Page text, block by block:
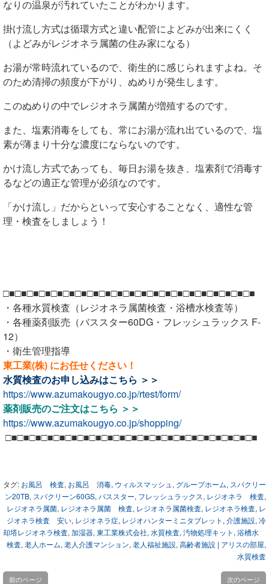
なりの温泉が汚れていたことがわかります。
掛け流し方式は循環方式と違い配管によどみが出来にくく
（よどみがレジオネラ属菌の住み家になる）
お湯が常時流れているので、衛生的に感じられますよね。そ
のため清掃の頻度が下がり、ぬめりが発生します。
このぬめりの中でレジオネラ属菌が増殖するのです。
また、塩素消毒をしても、常にお湯が流れ出ているので、塩
素が薄まり十分な濃度にならないのです。
かけ流し方式であっても、毎日お湯を抜き、塩素剤で消毒す
るなどの適正な管理が必須なのです。
「かけ流し」だからといって安心することなく、適性な管
理・検査をしましょう！
□■□■□■□■□■□■□■□■□■□■□■□■□■□■□■□■□■□■□■□■□■
・各種水質検査（レジオネラ属菌検査・浴槽水検査等）
・各種薬剤販売（バススター60DG・フレッシュラックス F-
12）
・衛生管理指導
東工業(株) にお任せください！
水質検査のお申し込みはこちら ＞＞
https://www.azumakougyo.co.jp/rtest/form/
薬剤販売のご注文はこちら ＞＞
https://www.azumakougyo.co.jp/shopping/
□■□■□■□■□■□■□■□■□■□■□■□■□■□■□■□■□■□■□■□■□■
タグ: お風呂 検査, お風呂 消毒, ウィルスマッシュ , グループホーム, スパクリー
ン20TB, スパクリーン60GS, バススター, フレッシュラックス, レジオネラ 検査,
レジオネラ属菌, レジオネラ属菌 検査, レジオネラ属菌検査, レジオネラ検査, レ
ジオネラ検査 安い, レジオネラ症, レジオハンターミニタブレット , 介護施設, 冷
却塔レジオネラ検査, 加湿器, 東工業株式会社, 水質検査, 汚物処理キット , 浴槽水
検査, 老人ホーム, 老人介護マンション, 老人福祉施設, 高齢者施設 | アリスの部屋,
水質検査
前のページ 次のページ